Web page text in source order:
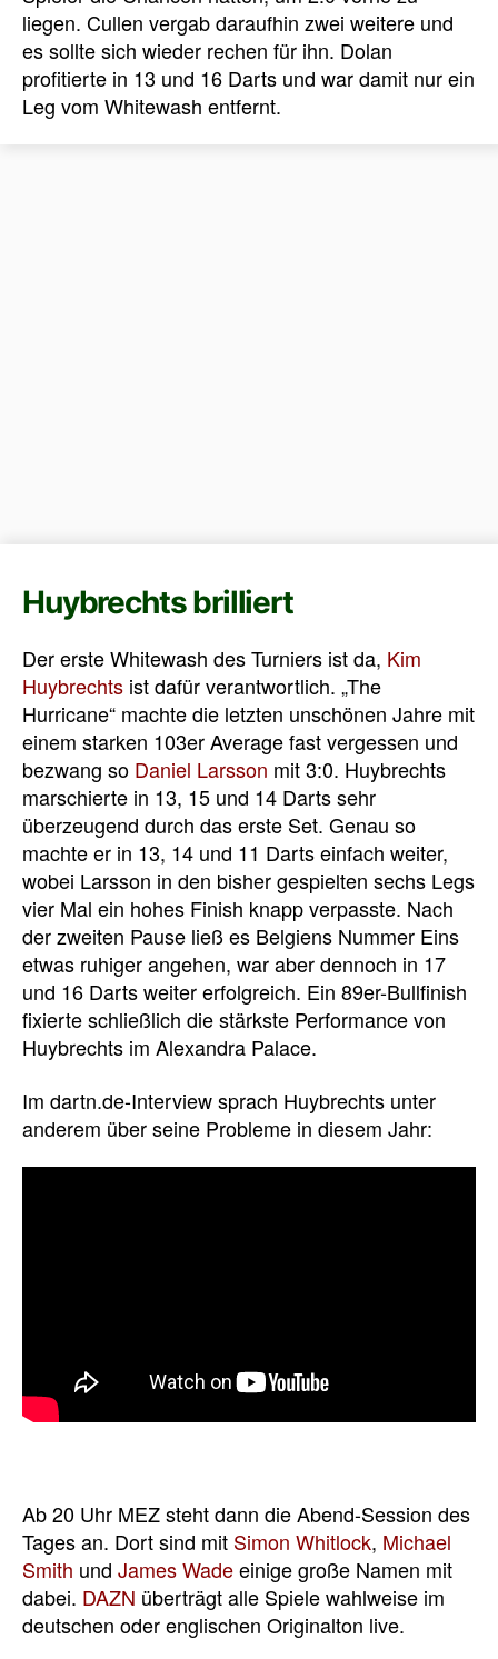
liegen. Cullen vergab daraufhin zwei weitere und
es sollte sich wieder rechen für ihn. Dolan
profitierte in 13 und 16 Darts und war damit nur ein
Leg vom Whitewash entfernt.
Huybrechts brilliert
Der erste Whitewash des Turniers ist da, Kim
Huybrechts ist dafür verantwortlich. „The
Hurricane“ machte die letzten unschönen Jahre mit
einem starken 103er Average fast vergessen und
bezwang so Daniel Larsson mit 3:0. Huybrechts
marschierte in 13, 15 und 14 Darts sehr
überzeugend durch das erste Set. Genau so
machte er in 13, 14 und 11 Darts einfach weiter,
wobei Larsson in den bisher gespielten sechs Legs
vier Mal ein hohes Finish knapp verpasste. Nach
der zweiten Pause ließ es Belgiens Nummer Eins
etwas ruhiger angehen, war aber dennoch in 17
und 16 Darts weiter erfolgreich. Ein 89er-Bullfinish
fixierte schließlich die stärkste Performance von
Huybrechts im Alexandra Palace.
Im dartn.de-Interview sprach Huybrechts unter
anderem über seine Probleme in diesem Jahr:
Ab 20 Uhr MEZ steht dann die Abend-Session des
Tages an. Dort sind mit Simon Whitlock, Michael
Smith und James Wadeeinige große Namen mit
dabei. DAZN überträgt alle Spiele wahlweise im
deutschen oder englischen Originalton live.